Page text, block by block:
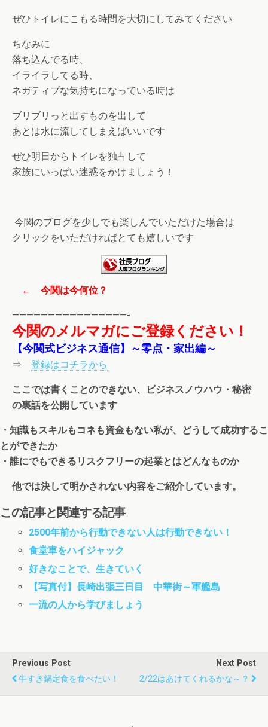
ぜひトイレにこもる時間を大切にしてみてください
ちなみに
落ち込んでる時、
イライラしてる時、
ネガティブな気持ちになっている時は
ブリブリっと出すものを出して
あとは水に流してしまえばいいです
ぜひ明日からトイレを独占して
家族にいっぱい迷惑をかけましょう！
今関のブログを少しでも楽しんでいただけた場合は
クリックをいただければとても嬉しいです
← 今関は今何位？
————————————————-
今関のメルマガにご登録ください！
【今関式ビジネス通信】～零点・家出編～
⇒ 登録はコチラから
ここでは書くことのできない、ビジネスノウハウ・秘密
の裏話を公開しています
・知識もスキルもコネも資金もない私が、どうして成功するこ
とができたか
・誰にでもできるリスクフリーの起業とはどんなものか
他では決して明かされない内容をご紹介しています。
この記事と関連する記事
2500年前から行動できない人は行動できない！
食堂車をハイジャック
好きなことで、生きていく
【写真付】長崎出張三日目 中華街～軍艦島
一流の人から学びましょう
Previous Post
牛すき鍋定食を食べたい！
Next Post
2/22はあけてくれるかな～？